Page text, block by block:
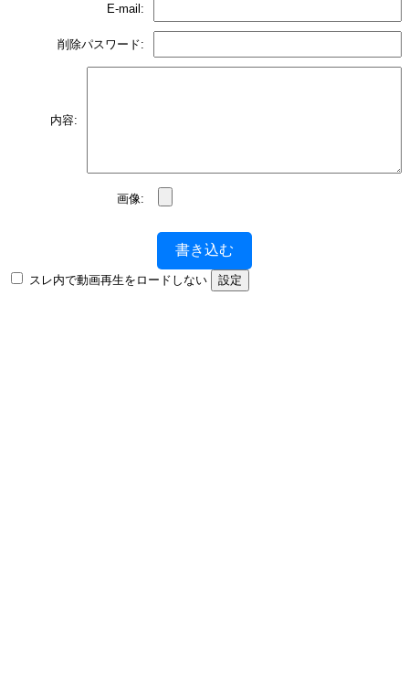
E-mail:
削除パスワード:
内容:
画像:
書き込む
スレ内で動画再生をロードしない